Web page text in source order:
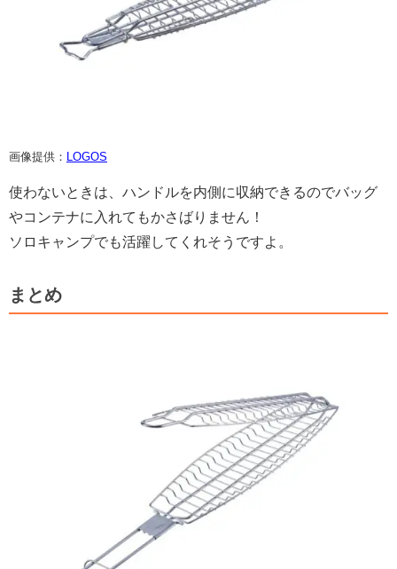
画像提供： LOGOS
使わないときは、ハンドルを内側に収納できるのでバッグ
やコンテナに入れてもかさばりません！
ソロキャンプでも活躍してくれそうですよ。
まとめ